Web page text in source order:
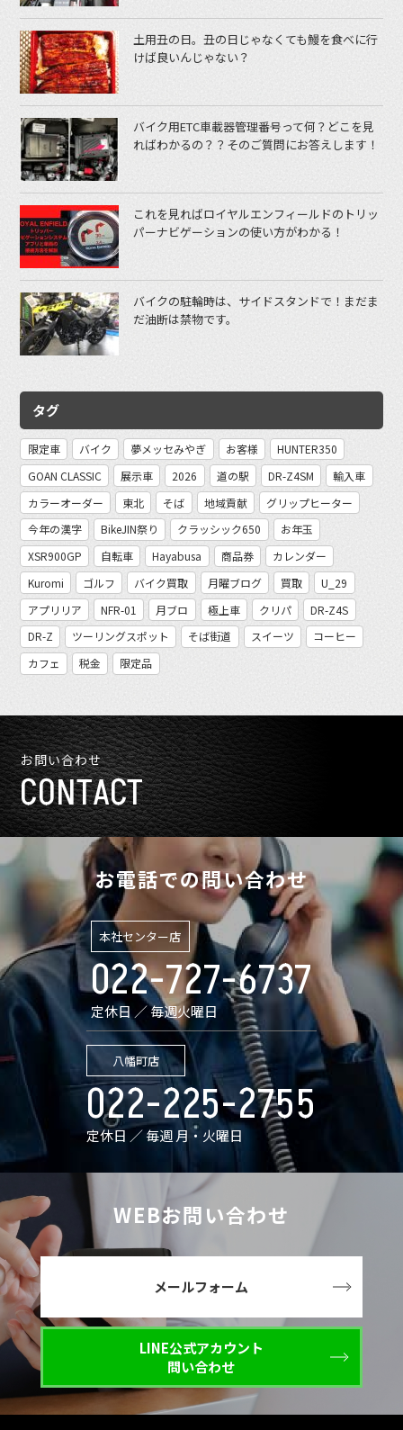
土用丑の日。丑の日じゃなくても鰻を食べに行
けば良いんじゃない？
バイク用ETC車載器管理番号って何？どこを見
ればわかるの？？そのご質問にお答えします！
これを見ればロイヤルエンフィールドのトリッ
パーナビゲーションの使い方がわかる！
バイクの駐輪時は、サイドスタンドで！まだま
だ油断は禁物です。
タグ
限定車 バイク 夢メッセみやぎ お客様
HUNTER350
GOAN CLASSIC
展示車 2026 道の駅 DR-Z4SM
輸入車
カラーオーダー
東北 そば 地域貢献
グリップヒーター
今年の漢字
BikeJIN祭り クラッシック650
お年玉
XSR900GP
自転車 Hayabusa 商品券
カレンダー
Kuromi
ゴルフ バイク買取 月曜ブログ 買取
U_29
アプリリア
NFR-01 月ブロ 極上車 クリパ
DR-Z4S
DR-Z
ツーリングスポット そば街道 スイーツ
コーヒー
カフェ
税金 限定品
お問い合わせ
CONTACT
お電話での問い合わせ
本社センター店
022-727-6737
定休日 ／ 毎週火曜日
八幡町店
022-225-2755
定休日 ／ 毎週 月・火曜日
WEBお問い合わせ
メールフォーム
LINE公式アカウント
問い合わせ